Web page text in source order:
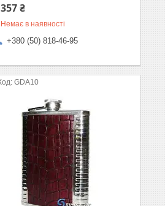
357 ₴
Немає в наявності
+380 (50) 818-46-95
GDA10